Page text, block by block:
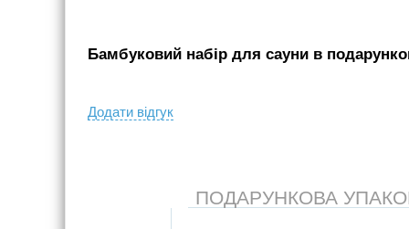
Бамбуковий набір для сауни в
Додати вiдгук
ПОДАРУНКОВА